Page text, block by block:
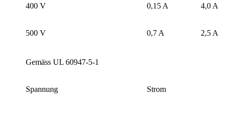
400 V 0,15 A 4,0 A
500 V 0,7 A 2,5 A
Gemäss UL 60947-5-1
Spannung Strom